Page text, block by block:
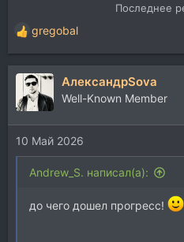
Последнее
Р
е
а
ц
и
и
:
gregobal
АлександрSova
Well-Known Member
10 Май 2026
Andrew_S. написал(а):
до чего дошел прогресс!